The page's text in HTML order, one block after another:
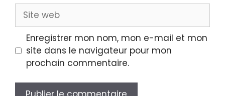
Site
web
Enregistrer mon nom, mon e-mail et mon
site dans le navigateur pour mon
prochain commentaire.